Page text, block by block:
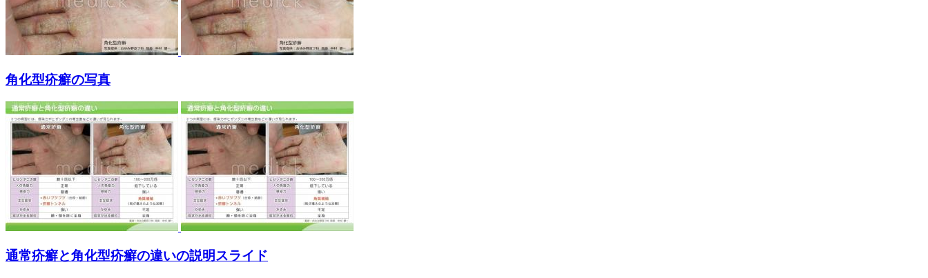
角化型疥癬の写真
通常疥癬と角化型疥癬の違いの説明スライド